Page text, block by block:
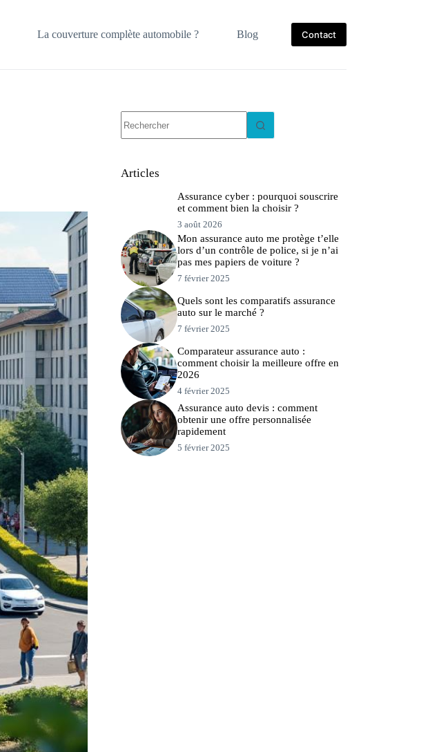
La couverture complète automobile ? Blog Contact
résultat
Articles
Assurance cyber : pourquoi souscrire
et comment bien la choisir ?
3 août 2026
Mon assurance auto me protège t’elle
lors d’un contrôle de police, si je n’ai
pas mes papiers de voiture ?
7 février 2025
Quels sont les comparatifs assurance
auto sur le marché ?
7 février 2025
Comparateur assurance auto :
comment choisir la meilleure offre en
2026
4 février 2025
Assurance auto devis : comment
obtenir une offre personnalisée
rapidement
5 février 2025